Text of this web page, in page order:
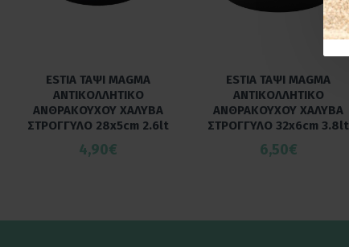
ESTIA ΤΑΨΙ MAGMA
ΑΝΤΙΚΟΛΛΗΤΙΚΟ
ΑΝΘΡΑΚΟΥΧΟΥ ΧΑΛΥΒΑ
ΣΤΡΟΓΓΥΛΟ 28x5cm 2.6lt
4,90€
ESTIA ΤΑΨΙ MAGMA
ΑΝΤΙΚΟΛΛΗΤΙΚΟ
ΑΝΘΡΑΚΟΥΧΟΥ ΧΑΛΥΒΑ
ΣΤΡΟΓΓΥΛΟ 32x6cm 3.8lt
6,50€